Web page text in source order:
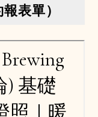
表單）